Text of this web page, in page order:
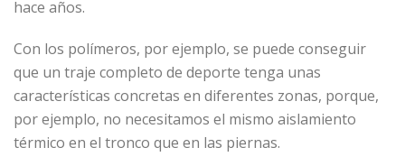
hace años.
Con los polímeros, por ejemplo, se puede conseguir
que un traje completo de deporte tenga unas
características concretas en diferentes zonas, porque,
por ejemplo, no necesitamos el mismo aislamiento
térmico en el tronco que en las piernas.